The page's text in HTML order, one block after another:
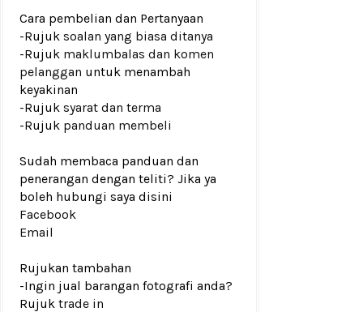
Cara pembelian dan Pertanyaan
-Rujuk soalan yang biasa ditanya
-Rujuk maklumbalas dan komen
pelanggan untuk menambah
keyakinan
-Rujuk syarat dan terma
-Rujuk panduan membeli
Sudah membaca panduan dan
penerangan dengan teliti? Jika ya
boleh hubungi saya disini
Facebook
Email
Rujukan tambahan
-Ingin jual barangan fotografi anda?
Rujuk trade in